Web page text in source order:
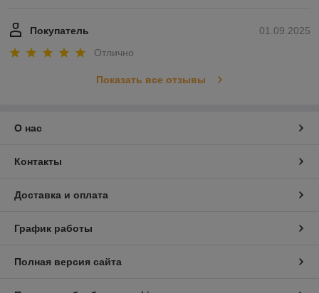
01.09.2025
Покупатель
Отлично
Показать все отзывы
О нас
Контакты
Доставка и оплата
График работы
Полная версия сайта